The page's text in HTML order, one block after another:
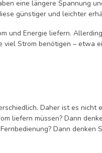
eine längere Spannung
günstiger und leichter
und Energie liefern.
Strom benötigen – etwa
Daher ist es nicht
liefern müssen? Dann
Dann denken